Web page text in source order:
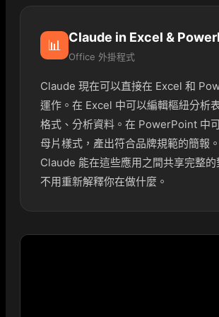
📊 Claude in Excel &
Office 外掛程式
Claude 現在可以直接在 Excel 和
運作。在 Excel 中可以編輯樞紐分析
格式、分析資料。在 PowerPoint 中
母片樣式，產出符合品牌規範的簡報
Claude 能在這些應用之間共享完整的
不用重新解釋你在做什麼。